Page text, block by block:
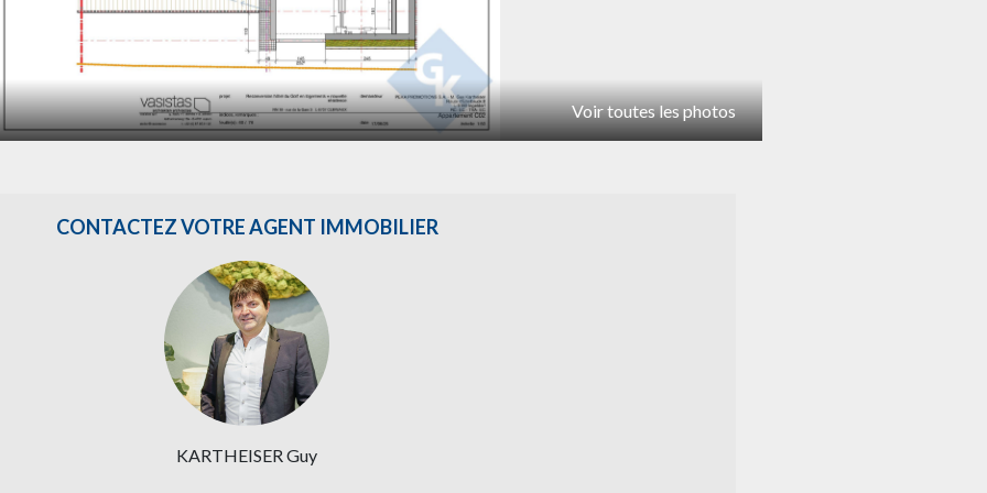
Voir toutes les photos
CONTACTEZ VOTRE AGENT IMMOBILIER
KARTHEISER Guy